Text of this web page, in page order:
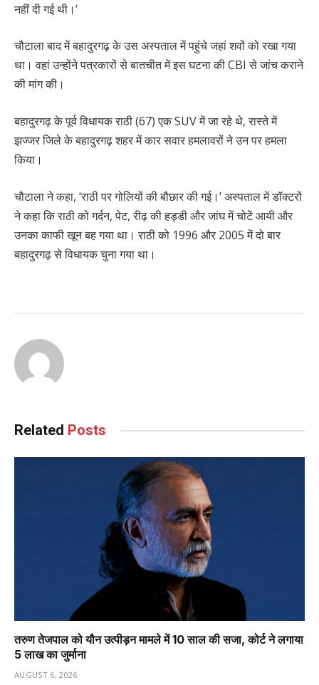
नहीं दी गई थी।’
चौटाला बाद में बहादुरगढ़ के उस अस्पताल में पहुंचे जहां शवों को रखा गया
था। वहां उन्होंने पत्रकारों से बातचीत में इस घटना की CBI से जांच कराने
की मांग की।
बहादुरगढ़ के पूर्व विधायक राठी (67) एक SUV में जा रहे थे, रास्ते में
झज्जर जिले के बहादुरगढ़ शहर में कार सवार हमलावरों ने उन पर हमला
किया।
चौटाला ने कहा, ‘राठी पर गोलियों की बौछार की गई।’ अस्पताल में डॉक्टरों
ने कहा कि राठी को गर्दन, पेट, रीढ़ की हड्डी और जांघ में चोटें आयी और
उनका काफी खून बह गया था। राठी को 1996 और 2005 में दो बार
बहादुरगढ़ से विधायक चुना गया था।
Related Posts
तरुण तेजपाल को यौन उत्पीड़न मामले में 10 साल की सजा, कोर्ट ने लगाया
₹5 लाख का जुर्माना
AUGUST 6, 2026